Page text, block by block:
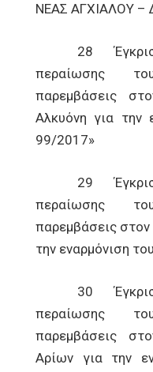
ΝΕΑΣ ΑΓΧΙΑΛΟΥ
28 Έγκριση
περαίωσης
παρεμβάσεις
Αλκυόνη για την
99/2017»
29 Έγκριση
περαίωσης
παρεμβάσεις
την εναρμόνιση
30 Έγκριση
περαίωσης
παρεμβάσεις
Αρίων για την